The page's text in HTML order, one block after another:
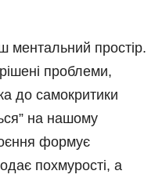
простір.
проблеми,
до самокритики
на нашому
формує
похмурості, а